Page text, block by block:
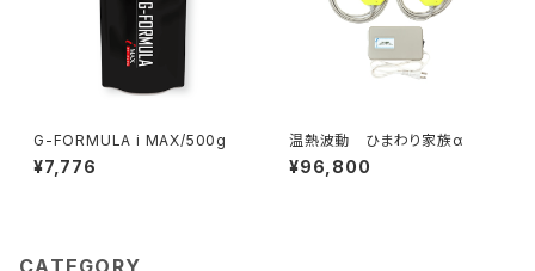
G-FORMULA i MAX/500g
¥7,776
温熱波動 ひまわり家族α
¥96,800
CATEGORY